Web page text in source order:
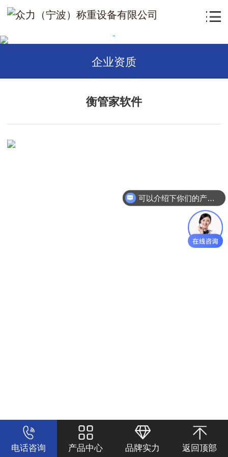
企业资质
衡管家软件
电话咨询 产品中心 品牌实力 返回顶部
可以介绍下你们的产品么？